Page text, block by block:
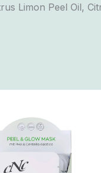
Limon Peel Oil,
€
on
mitu
varianti.